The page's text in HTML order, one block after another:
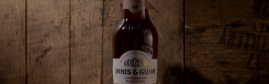
UTVALDA ÖL
UTVALDA CIDER
UTVALDA DESTILLAT